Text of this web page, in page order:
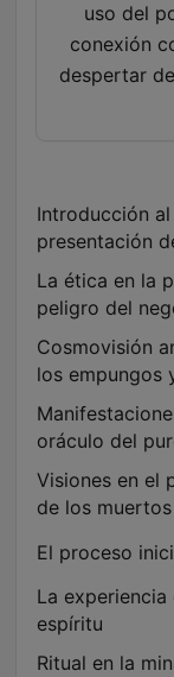
uso del
conexión
despertar
Introducción
presentación
La ética en la
peligro del
Cosmovisión
los empungos
oráculo del
Visiones en el
de los muertos
El proceso
La
espíritu
Ritual en la